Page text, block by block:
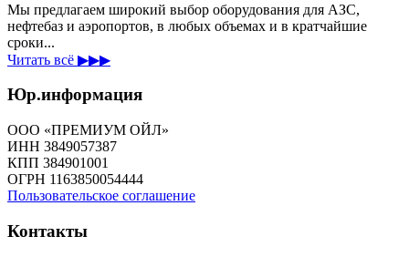
Мы предлагаем широкий выбор оборудования для АЗС,
нефтебаз и аэропортов, в любых объемах и в кратчайшие
сроки...
Читать всё ▶▶▶
Юр.информация
ООО «ПРЕМИУМ ОЙЛ»
ИНН 3849057387
КПП 384901001
ОГРН 1163850054444
Пользовательское соглашение
Контакты